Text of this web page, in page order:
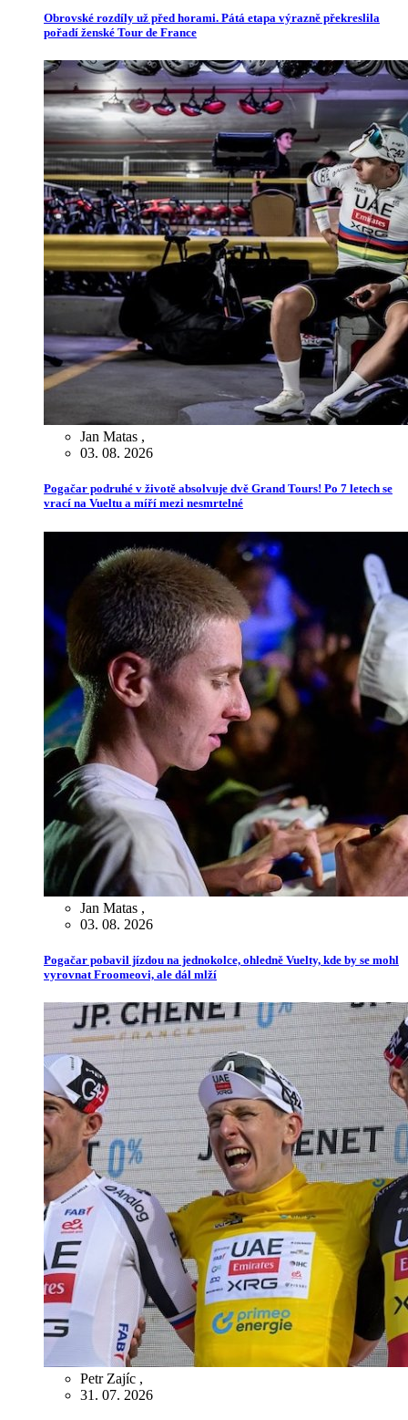
Obrovské rozdíly už před horami. Pátá etapa výrazně překreslila
pořadí ženské Tour de France
Jan Matas ,
03. 08. 2026
Pogačar podruhé v životě absolvuje dvě Grand Tours! Po 7 letech se
vrací na Vueltu a míří mezi nesmrtelné
Jan Matas ,
03. 08. 2026
Pogačar pobavil jízdou na jednokolce, ohledně Vuelty, kde by se mohl
vyrovnat Froomeovi, ale dál mlží
Petr Zajíc ,
31. 07. 2026